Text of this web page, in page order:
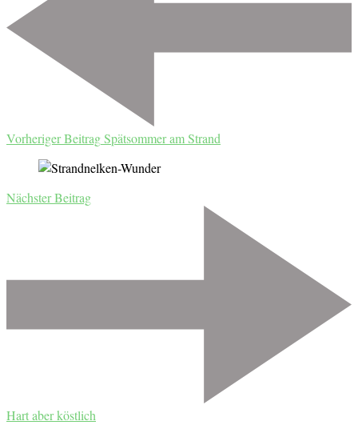
Vorheriger BeitragSpätsommer am Strand
Nächster Beitrag
Hart aber köstlich